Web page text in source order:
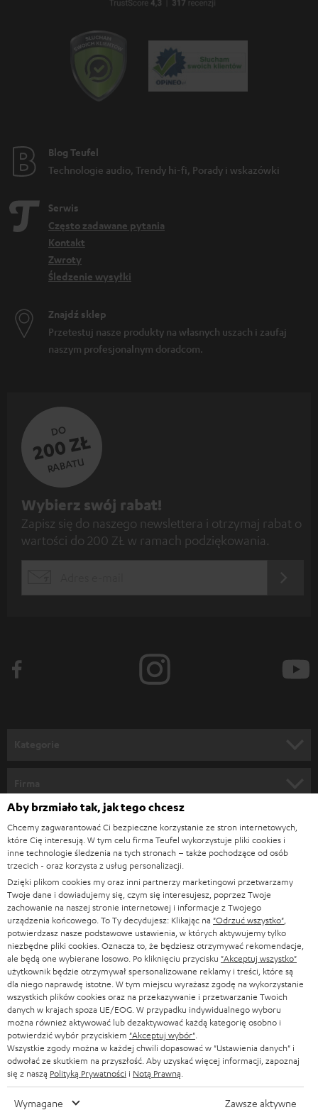
Blog Teufel
Technologie audio, Trendy hi-fi, Porady i wskazówki
Serwis
Często zadawane pytania
Kontakt
Zwroty
Śledzenie wysyłki
Znajdź sklep
Przetestuj nasze produkty na własnych uszach i zaufaj
naszym profesjonalnym doradcom.
DO
200 ZŁ
RABATU
Z
a
p
ę
s
l
e
t
t
e
r
a
Wybierz swój rabat!
Zapisz się do naszego newslettera i otrzymaj rabat o
wartości do 200 ZŁ w ramach podziękowania.
KOMPLETNE SYSTEMY
SOUNDBARY
GŁOŚNIKI HIFI
SMART HOME
BLUETOOTH
SŁUCHAWKI
SŁUCHAWKI BLUETOOTH
WIEŻE HI-FI
GŁOŚNIKI
ULTIMA
WSPARCIE
KARIERA
KONTAKT PRASOWY
B2B
BLOG
NEWSLETTER
SKLEPY
KORZYŚCI
TEUFEL STORY
Sklepy internetowe Teufel
NIEMCY
AUSTRIA
SZWAJCARIA
HOLANDIA
BELGIA
FRANCJA
POLSKA
Aby brzmiało tak, jak tego chcesz
Chcemy zagwarantować Ci bezpieczne korzystanie ze stron internetowych,
które Cię interesują. W tym celu firma Teufel wykorzystuje pliki cookies i
inne technologie śledzenia na tych stronach – także pochodzące od osób
trzecich - oraz korzysta z usług personalizacji.
Dzięki plikom cookies my oraz inni partnerzy marketingowi przetwarzamy
Twoje dane i dowiadujemy się, czym się interesujesz, poprzez Twoje
zachowanie na naszej stronie internetowej i informacje z Twojego
urządzenia końcowego. To Ty decydujesz: Klikając na "Odrzuć wszystko"
potwierdzasz nasze podstawowe ustawienia, w których aktywujemy tylko
niezbędne pliki cookies. Oznacza to, że będziesz otrzymywać rekomendacje,
ale będą one wybierane losowo. Po kliknięciu przycisku "Akceptuj wszystko"
użytkownik będzie otrzymywał spersonalizowane reklamy i treści, które są
dla niego naprawdę istotne. W tym miejscu wyrażasz zgodę na wykorzystanie
wszystkich plików cookies oraz na przekazywanie i przetwarzanie Twoich
danych w krajach spoza UE/EOG. W przypadku indywidualnego wyboru
można również aktywować lub dezaktywować każdą kategorię osobno i
potwierdzić wybór przyciskiem "Akceptuj wybór"
Wszystkie zgody można w każdej chwili dopasować w "Ustawienia danych" i
odwołać ze skutkiem na przyszłość. Aby uzyskać więcej informacji, zapoznaj
się z naszą Polityką Prywatności i Notą Prawną
Wymagane Zawsze aktywne